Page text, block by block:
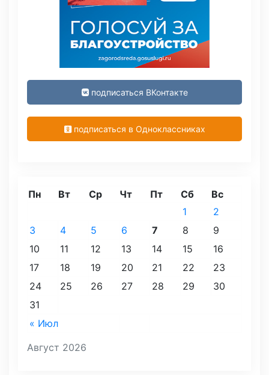
подписаться ВКонтакте
подписаться в Одноклассниках
Август 2026
Пн Вт Ср Чт Пт Сб Вс
« Июл
1
2
3
4 5 6 7 8
9
10
11 12 13 14 15
16
17
18 19 20 21 22
23
24
25 26 27 28 29
30
31